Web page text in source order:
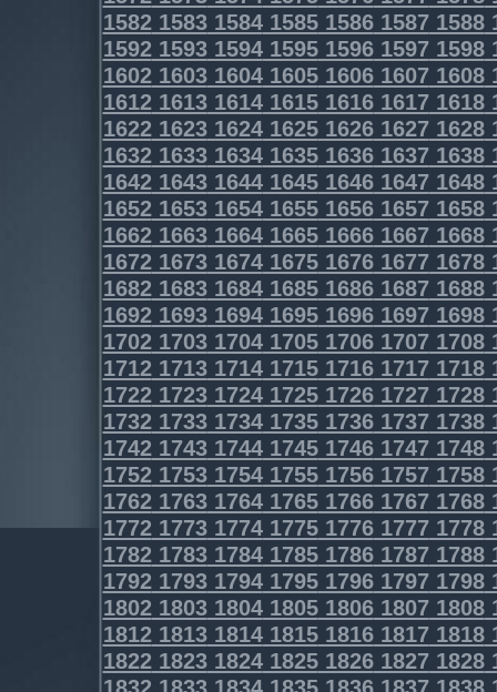
1582158315841585158615871588
1592159315941595159615971598
1602160316041605160616071608
1612161316141615161616171618
1622162316241625162616271628
1632163316341635163616371638
1642164316441645164616471648
1652165316541655165616571658
1662166316641665166616671668
1672167316741675167616771678
1682168316841685168616871688
1692169316941695169616971698
1702170317041705170617071708
1712171317141715171617171718
1722172317241725172617271728
1732173317341735173617371738
1742174317441745174617471748
1752175317541755175617571758
1762176317641765176617671768
1772177317741775177617771778
1782178317841785178617871788
1792179317941795179617971798
1802180318041805180618071808
1812181318141815181618171818
1822182318241825182618271828